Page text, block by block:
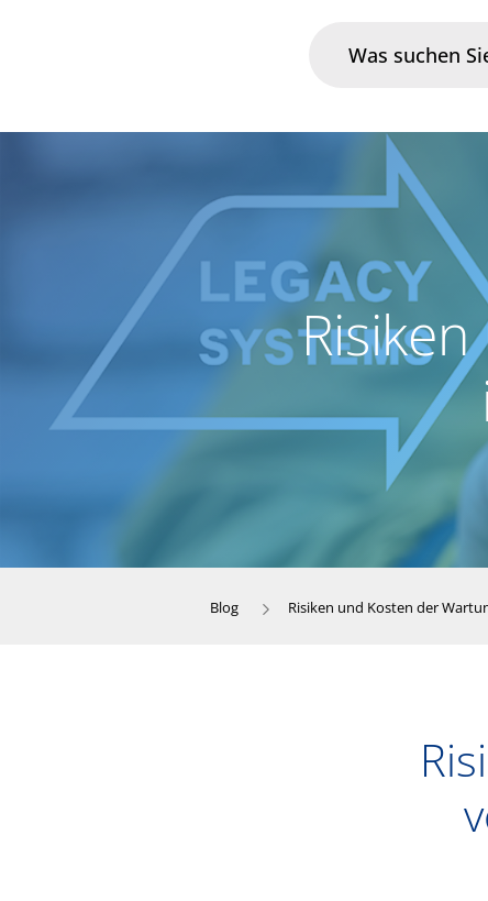
Infrastruktur & Betrieb
Über uns
Karriere
Blog Risiken und Kosten der